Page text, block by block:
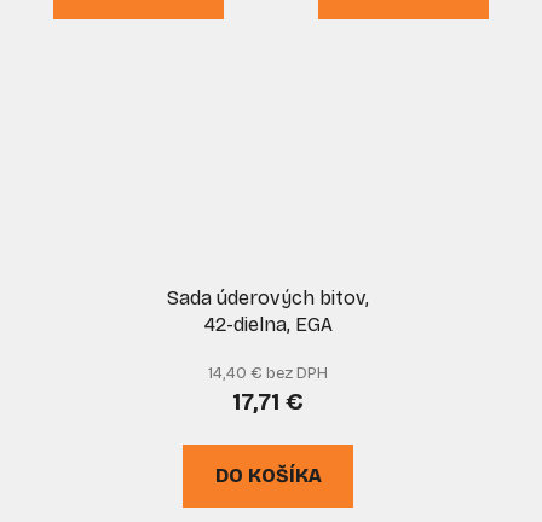
Sada úderových bitov,
42-dielna, EGA
14,40 € bez DPH
17,71 €
DO KOŠÍKA